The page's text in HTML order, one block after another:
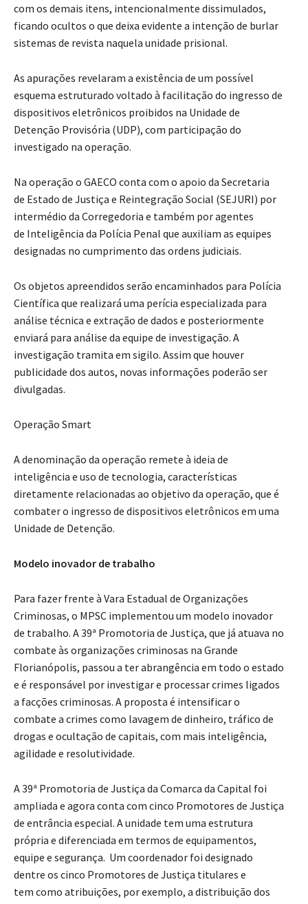
com os demais itens, intencionalmente dissimulados,
ficando ocultos o que deixa evidente a intenção de burlar
sistemas de revista naquela unidade prisional.
As apurações revelaram a existência de um possível
esquema estruturado voltado à facilitação do ingresso de
dispositivos eletrônicos proibidos na Unidade de
Detenção Provisória (UDP), com participação do
investigado na operação.
Na operação o GAECO conta com o apoio da Secretaria
de Estado de Justiça e Reintegração Social (SEJURI) por
intermédio da Corregedoria e também por agentes
de Inteligência da Polícia Penal que auxiliam as equipes
designadas no cumprimento das ordens judiciais.
Os objetos apreendidos serão encaminhados para Polícia
Científica que realizará uma perícia especializada para
análise técnica e extração de dados e posteriormente
enviará para análise da equipe de investigação. A
investigação tramita em sigilo. Assim que houver
publicidade dos autos, novas informações poderão ser
divulgadas.
Operação Smart
A denominação da operação remete à ideia de
inteligência e uso de tecnologia, características
diretamente relacionadas ao objetivo da operação, que é
combater o ingresso de dispositivos eletrônicos em uma
Unidade de Detenção.
Modelo inovador de trabalho
Para fazer frente à Vara Estadual de Organizações
Criminosas, o MPSC implementou um modelo inovador
de trabalho. A 39ª Promotoria de Justiça, que já atuava no
combate às organizações criminosas na Grande
Florianópolis, passou a ter abrangência em todo o estado
e é responsável por investigar e processar crimes ligados
a facções criminosas. A proposta é intensificar o
combate a crimes como lavagem de dinheiro, tráfico de
drogas e ocultação de capitais, com mais inteligência,
agilidade e resolutividade.
A 39ª Promotoria de Justiça da Comarca da Capital foi
ampliada e agora conta com cinco Promotores de Justiça
de entrância especial. A unidade tem uma estrutura
própria e diferenciada em termos de equipamentos,
equipe e segurança. Um coordenador foi designado
dentre os cinco Promotores de Justiça titulares e
tem como atribuições, por exemplo, a distribuição dos